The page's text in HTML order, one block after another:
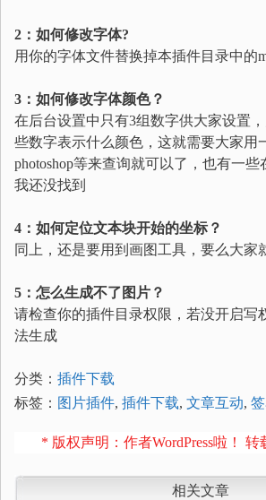
2：如何修改字体?
用你的字体文件替换掉本插件目录中的
3：如何修改字体颜色？
在后台设置中只有3组数字供大家设置
些数字表示什么颜色，这就需要大家用
photoshop等来查询就可以了，也有一
我还没找到
4：如何定位文本块开始的坐标？
同上，还是要用到画图工具，要么大家
5：怎么生成不了图片？
请检查你的插件目录权限，若没开启写
法生成
分类： 插件下载
标签： 图片插件, 插件下载, 文章互动,
* 版权声明：作者WordPress啦！ 转
相关文章